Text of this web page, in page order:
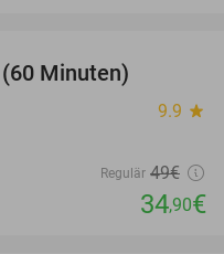
Minuten)
9.9 star
Regulär 49€
34,90€